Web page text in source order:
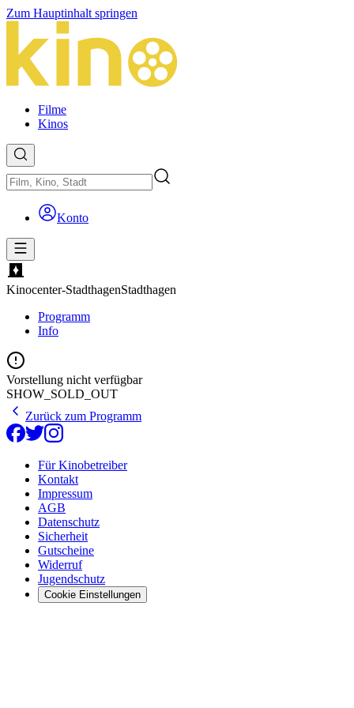
Zum Hauptinhalt springen
Filme
Kinos
Konto
Kinocenter-StadthagenStadthagen
Programm
Info
Vorstellung nicht verfügbar
SHOW_SOLD_OUT
Zurück zum Programm
Für Kinobetreiber
Kontakt
Impressum
AGB
Datenschutz
Sicherheit
Gutscheine
Widerruf
Jugendschutz
Cookie Einstellungen